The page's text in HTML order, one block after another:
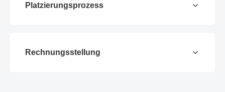
Platzierungsprozess
Rechnungsstellung